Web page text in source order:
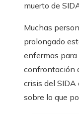
muerto de
Muchas
prolongado
enfermas para
confrontación
crisis del
sobre lo que